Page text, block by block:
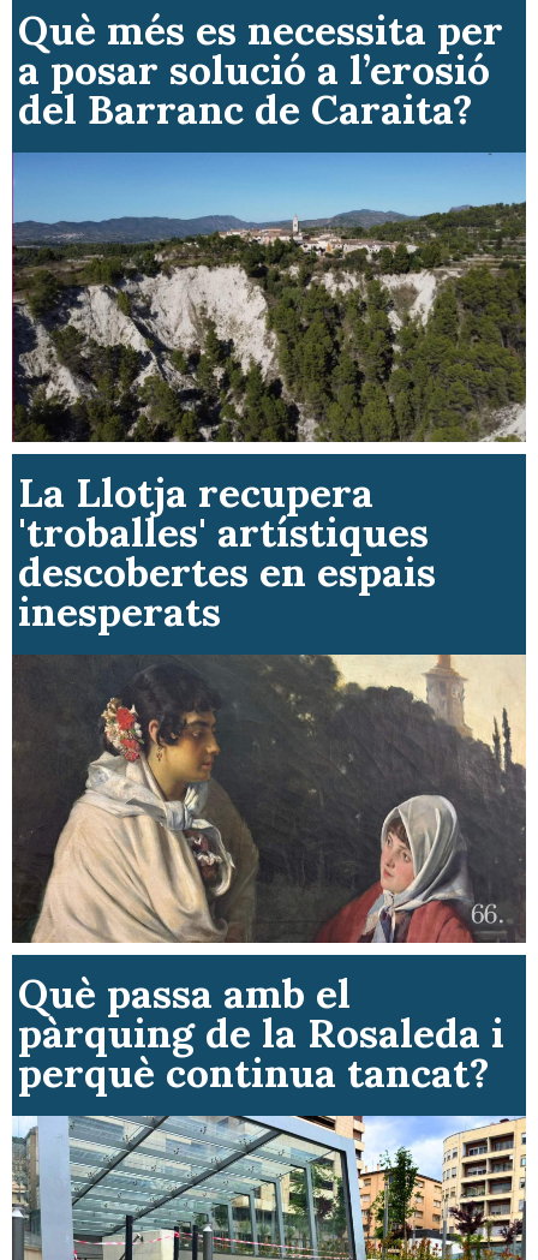
Què més es necessita per
a posar solució a l’erosió
del Barranc de Caraita?
La Llotja recupera
'troballes' artístiques
descobertes en espais
inesperats
Què passa amb el
pàrquing de la Rosaleda i
perquè continua tancat?